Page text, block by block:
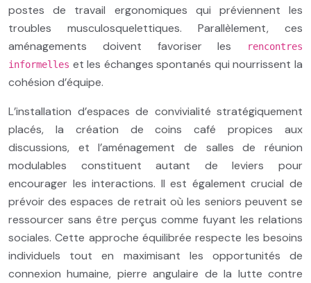
postes de travail ergonomiques qui préviennent les
troubles musculosquelettiques. Parallèlement, ces
aménagements doivent favoriser les
rencontres
informelles et les échanges spontanés qui nourrissent la
cohésion d’équipe.
L’installation d’espaces de convivialité stratégiquement
placés, la création de coins café propices aux
discussions, et l’aménagement de salles de réunion
modulables constituent autant de leviers pour
encourager les interactions. Il est également crucial de
prévoir des espaces de retrait où les seniors peuvent se
ressourcer sans être perçus comme fuyant les relations
sociales. Cette approche équilibrée respecte les besoins
individuels tout en maximisant les opportunités de
connexion humaine, pierre angulaire de la lutte contre